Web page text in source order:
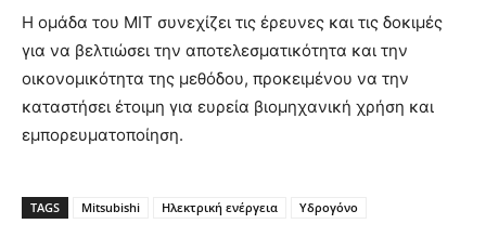
Η ομάδα του MIT συνεχίζει τις έρευνες και τις δοκιμές
για να βελτιώσει την αποτελεσματικότητα και την
οικονομικότητα της μεθόδου, προκειμένου να την
καταστήσει έτοιμη για ευρεία βιομηχανική χρήση και
εμπορευματοποίηση.
TAGS Mitsubishi Ηλεκτρική ενέργεια Υδρογόνο